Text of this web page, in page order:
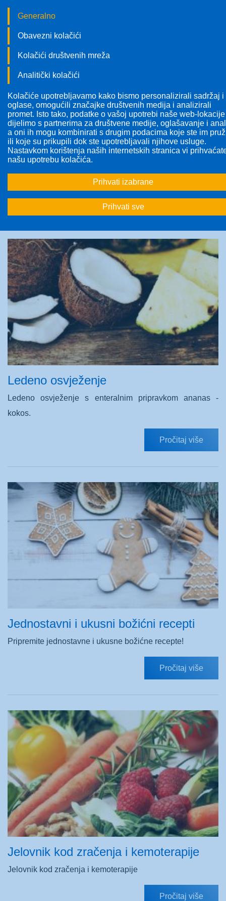
Pratite nas!
Odabrana tema:Sve teme
<< < 1 2 ... 15 16 17 >
Ledeno osvježenje
Ledeno osvježenje s enteralnim pripravkom ananas -
kokos.
Pročitaj više
Jednostavni i ukusni božićni recepti
Pripremite jednostavne i ukusne božićne recepte!
Pročitaj više
Jelovnik kod zračenja i kemoterapije
Jelovnik kod zračenja i kemoterapije
Pročitaj više
Generalno
Obavezni kolačići
Kolačići društvenih mreža
Analitički kolačići
Kolačiće upotrebljavamo kako bismo personalizirali sadržaj i
oglase, omogućili značajke društvenih medija i analizirali
promet. Isto tako, podatke o vašoj upotrebi naše web-lokacije
dijelimo s partnerima za društvene medije, oglašavanje i
a oni ih mogu kombinirati s drugim podacima koje ste im
ili koje su prikupili dok ste upotrebljavali njihove usluge.
Nastavkom korištenja naših internetskih stranica vi
našu upotrebu kolačića.
Prihvati izabrane
Prihvati sve